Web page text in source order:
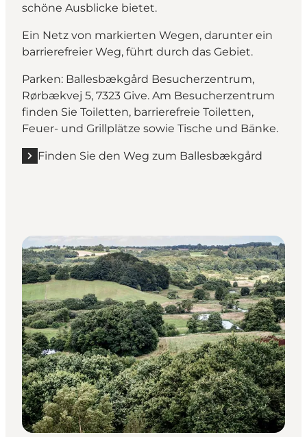
schöne Ausblicke bietet.
Ein Netz von markierten Wegen, darunter ein
barrierefreier Weg, führt durch das Gebiet.
Parken: Ballesbækgård Besucherzentrum,
Rørbækvej 5, 7323 Give. Am Besucherzentrum
finden Sie Toiletten, barrierefreie Toiletten,
Feuer- und Grillplätze sowie Tische und Bänke.
Finden Sie den Weg zum Ballesbækgård